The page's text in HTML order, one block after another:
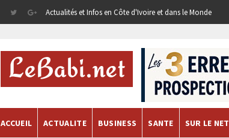
Actualités et Infos en Côte d'Ivoire et dans le Monde
ACCUEIL ACTUALITE BUSINESS SANTE SUR LE NET